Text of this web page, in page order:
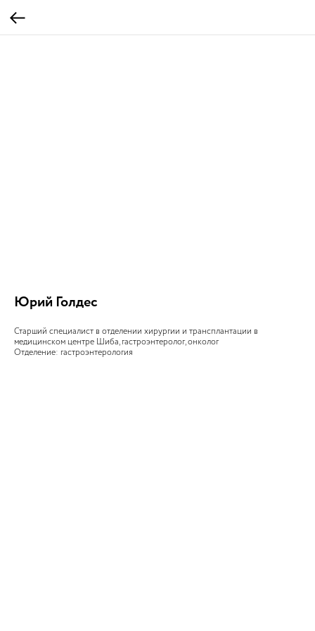
Юрий Голдес
Старший специалист в отделении хирургии и трансплантации в
медицинском центре Шиба, гастроэнтеролог, онколог
Отделение: гастроэнтерология